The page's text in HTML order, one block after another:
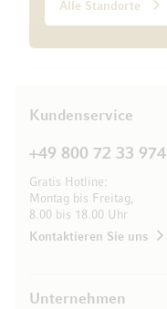
Alle Standorte
Kundenservice
+49 800 72 33 974
Gratis Hotline:
Montag bis Freitag,
8.00 bis 18.00 Uhr
Kontaktieren Sie uns
Unternehmen